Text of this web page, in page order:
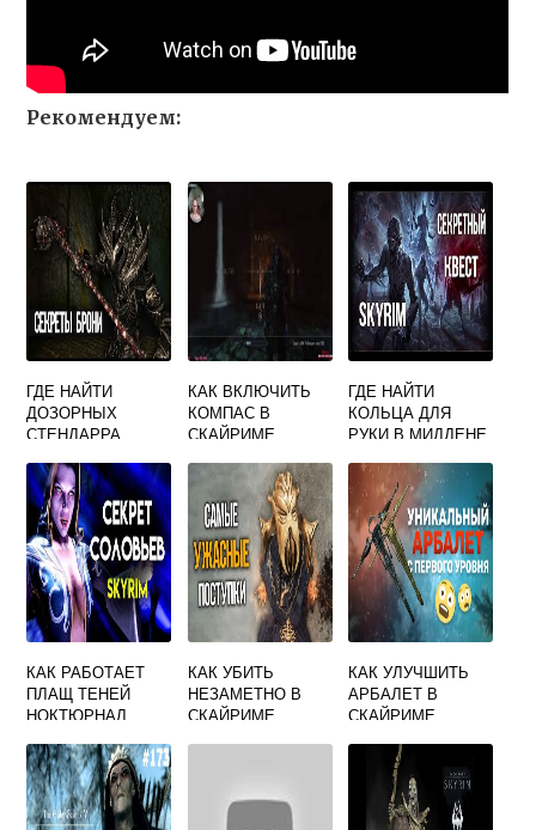
Рекомендуем:
ГДЕ НАЙТИ
ДОЗОРНЫХ
СТЕНДАРРА
КАК ВКЛЮЧИТЬ
КОМПАС В
СКАЙРИМЕ
ГДЕ НАЙТИ
КОЛЬЦА ДЛЯ
РУКИ В МИДДЕНЕ
КАК РАБОТАЕТ
ПЛАЩ ТЕНЕЙ
НОКТЮРНАЛ
КАК УБИТЬ
НЕЗАМЕТНО В
СКАЙРИМЕ
КАК УЛУЧШИТЬ
АРБАЛЕТ В
СКАЙРИМЕ